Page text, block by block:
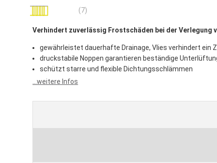
Bewertung: (7)
Verhindert zuverlässig Frostschäden bei der Verlegung
gewährleistet dauerhafte Drainage, Vlies verhindert ein
druckstabile Noppen garantieren beständige
schützt starre und flexible Dichtungsschlämmen
...weitere Infos